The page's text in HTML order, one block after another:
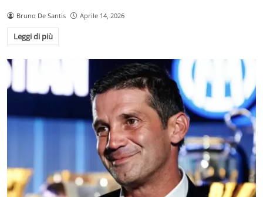
Bruno De Santis Aprile 14, 2026
Leggi di più